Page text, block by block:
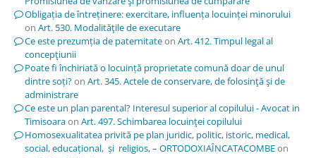
Obligația de întreținere: exercitare, influența locuinței minorului
on Art. 530. Modalităţile de executare
Ce este prezumția de paternitateon Art. 412. Timpul legal al
concepţiunii
Poate fi închiriată o locuință proprietate comună doar de unul
dintre soți?on Art. 345. Actele de conservare, de folosinţă şi de
administrare
Ce este un plan parental? Interesul superior al copilului - Avocat in
Timisoaraon Art. 497. Schimbarea locuinţei copilului
Homosexualitatea privită pe plan juridic, politic, istoric, medical,
social, educațional, și religios, – ORTODOXIAÎNCATACOMBEon